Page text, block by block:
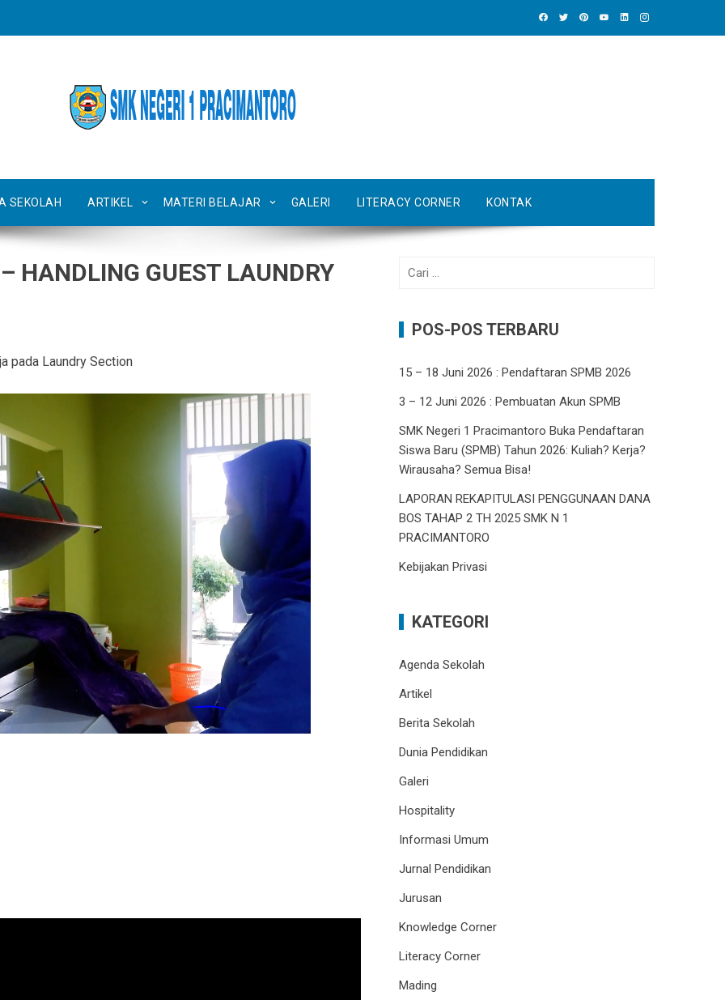
SEKOLAH ARTIKEL MATERI BELAJAR GALERI LITERACY CORNER KONTAK
GUEST LAUNDRY
pada Laundry Section
Cari
POS-POS TERBARU
15 – 18 Juni 2026 : Pendaftaran SPMB 2026
3 – 12 Juni 2026 : Pembuatan Akun SPMB
SMK Negeri 1 Pracimantoro Buka Pendaftaran
Siswa Baru (SPMB) Tahun 2026: Kuliah? Kerja?
Wirausaha? Semua Bisa!
LAPORAN REKAPITULASI PENGGUNAAN DANA
BOS TAHAP 2 TH 2025 SMK N 1
PRACIMANTORO
Kebijakan Privasi
KATEGORI
Agenda Sekolah
Artikel
Berita Sekolah
Dunia Pendidikan
Galeri
Hospitality
Informasi Umum
Jurnal Pendidikan
Jurusan
Knowledge Corner
Literacy Corner
Mading